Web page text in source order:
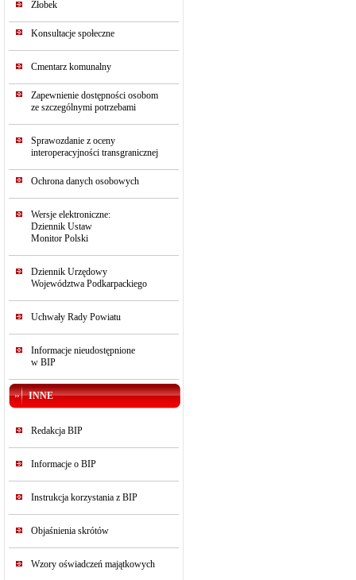
Żłobek
Konsultacje społeczne
Cmentarz komunalny
Zapewnienie dostępności osobom
ze szczególnymi potrzebami
Sprawozdanie z oceny
interoperacyjności transgranicznej
Ochrona danych osobowych
Wersje elektroniczne:
Dziennik Ustaw
Monitor Polski
Dziennik Urzędowy
Województwa Podkarpackiego
Uchwały Rady Powiatu
Informacje nieudostępnione
w BIP
INNE
Redakcja BIP
Informacje o BIP
Instrukcja korzystania z BIP
Objaśnienia skrótów
Wzory oświadczeń majątkowych